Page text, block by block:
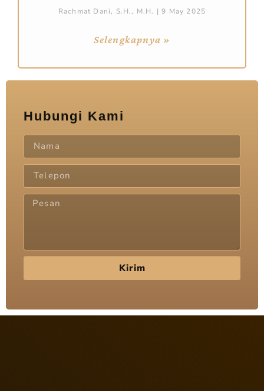
Rachmat Dani, S.H., M.H. 9 May 2025
Selengkapnya »
Hubungi Kami
Kirim